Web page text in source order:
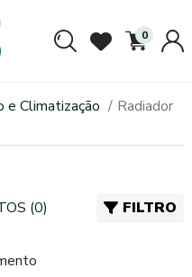
0
e Climatização
Radiador
FILTRO
(0)